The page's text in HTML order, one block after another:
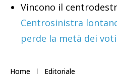
Vincono il
Centrosinistra
perde la metà dei voti
Home Editoriale